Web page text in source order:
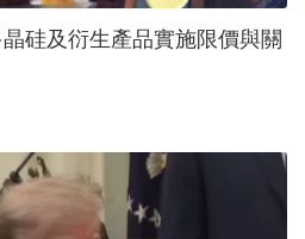
硅及衍生產品實施限價與關